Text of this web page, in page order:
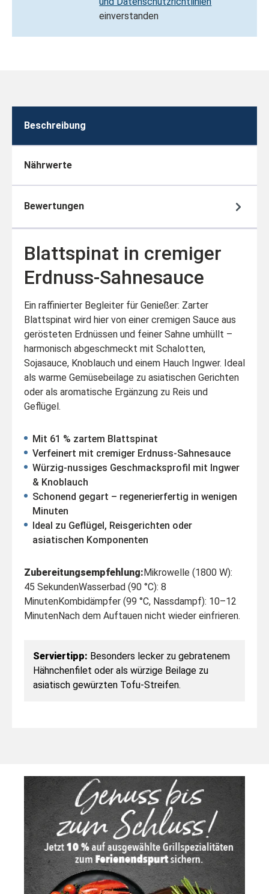
einverstanden
Beschreibung
Nährwerte
Bewertungen
Blattspinat in cremiger
Erdnuss-Sahnesauce
Ein raffinierter Begleiter für Genießer: Zarter
Blattspinat wird hier von einer cremigen Sauce aus
gerösteten Erdnüssen und feiner Sahne umhüllt –
harmonisch abgeschmeckt mit Schalotten,
Sojasauce, Knoblauch und einem Hauch Ingwer. Ideal
als warme Gemüsebeilage zu asiatischen Gerichten
oder als aromatische Ergänzung zu Reis und
Geflügel.
Mit 61 % zartem Blattspinat
Verfeinert mit cremiger Erdnuss-Sahnesauce
Würzig-nussiges Geschmacksprofil mit Ingwer
& Knoblauch
Schonend gegart – regenerierfertig in wenigen
Minuten
Ideal zu Geflügel, Reisgerichten oder
asiatischen Komponenten
Zubereitungsempfehlung:Mikrowelle (1800 W):
45 SekundenWasserbad (90 °C): 8
MinutenKombidämpfer (99 °C, Nassdampf): 10–12
MinutenNach dem Auftauen nicht wieder einfrieren.
Serviertipp: Besonders lecker zu gebratenem
Hähnchenfilet oder als würzige Beilage zu
asiatisch gewürzten Tofu-Streifen.